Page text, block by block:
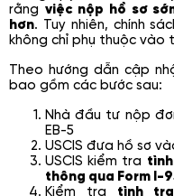
rằng việc nộp hồ sơ
hơn. Tuy nhiên, chính
không chỉ phụ thuộc vào
Theo hướng dẫn cập
bao gồm các bước sau:
Nhà đầu tư nộp
EB-5
USCIS đưa hồ sơ
USCIS kiểm tra
thông qua Form I-
Kiểm tra tình